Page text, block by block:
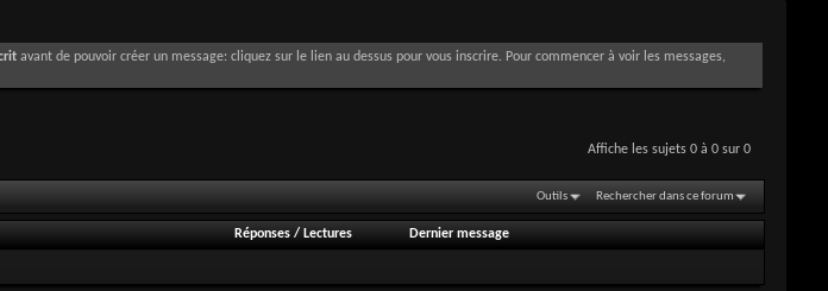
avant de pouvoir créer un message: cliquez sur le lien au dessus pour vous inscrire. Pour commencer à voir les messages,
Affiche les sujets 0 à 0 sur 0
Outils Rechercher dans ce forum
Réponses/ Lectures Dernier message